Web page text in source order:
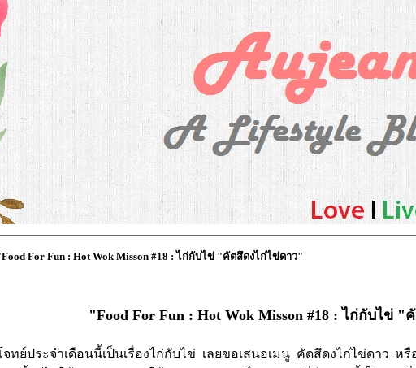
For Fun : Hot Wok Misson #18 : ไก่กับไข่ "คัตสึดงไก่ไข่ดาว"
"Food For Fun : Hot Wok Misson #18 : ไก่กับไข่ "
ทย์ประจำเดือนนี้เป็นเรื่องไก่กับไข่ เลยขอเสนอเมนู คัดสึดงไก่ไข่ดาว ห